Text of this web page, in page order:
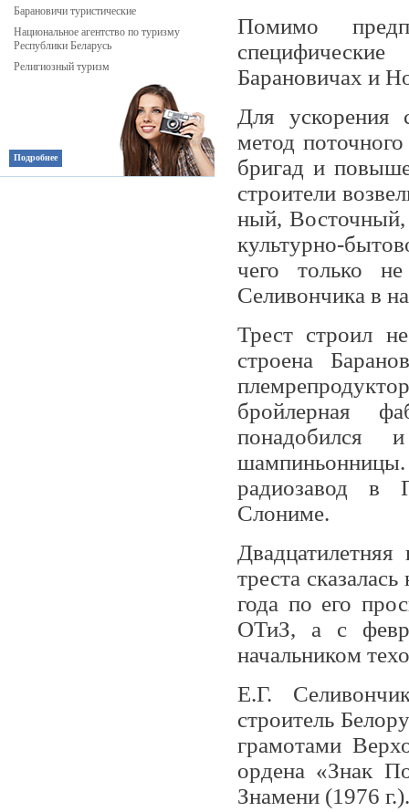
Барановичи туристические
Национальное агентство по туризму
Республики Беларусь
Религиозный туризм
Подробнее
Помимо
Барановичах и
Для ускорения
метод поточного
бригад и
строители
ный, Восточный,
культурно-
чего только
Селивончика в
Трест строил
строена
бройлер­ная
понадобился
радиозавод в
Слониме.
треста
года по его
ОТиЗ, а с
начальником
Е.Г.
строитель
грамотами
орде­на «Знак
Знамени (1976 г.).